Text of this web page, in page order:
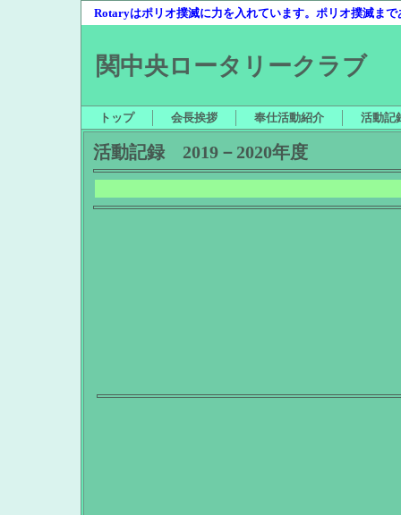
Rotaryはポリオ撲滅に力を入れています。ポリオ撲滅まで
関中央ロータリークラブ
トップ 会長挨拶 奉仕活動紹介 活動記
活動記録 2019－2020年度